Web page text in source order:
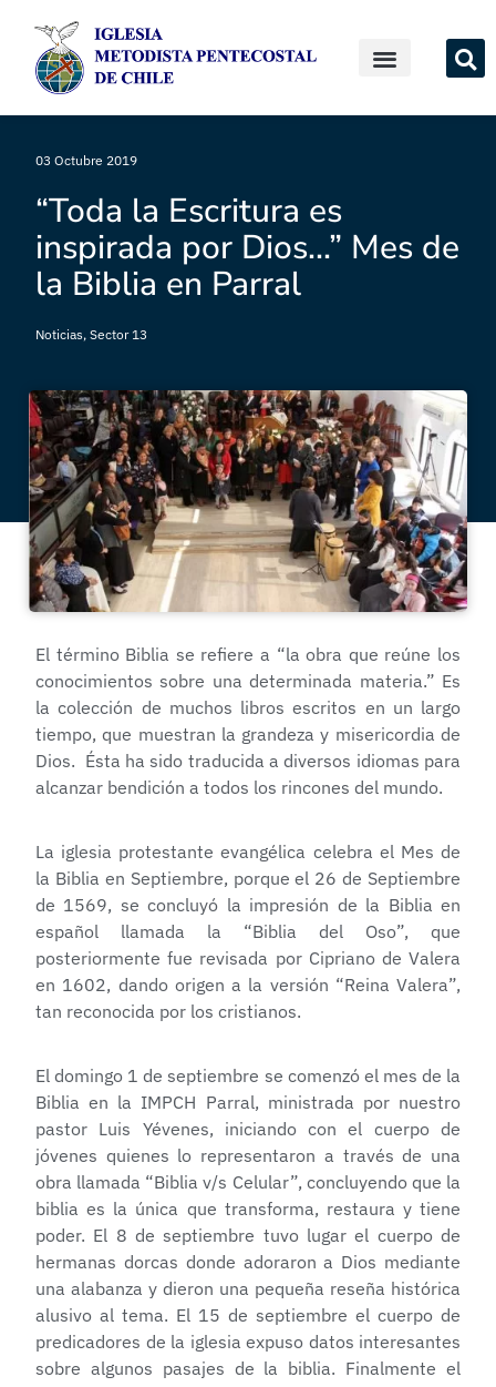
03 Octubre 2019
“Toda la Escritura es
inspirada por Dios…” Mes de
la Biblia en Parral
Noticias, Sector 13
El término Biblia se refiere a “la obra que reúne los
conocimientos sobre una determinada materia.” Es
la colección de muchos libros escritos en un largo
tiempo, que muestran la grandeza y misericordia de
Dios. Ésta ha sido traducida a diversos idiomas para
alcanzar bendición a todos los rincones del mundo.
La iglesia protestante evangélica celebra el Mes de
la Biblia en Septiembre, porque el 26 de Septiembre
de 1569, se concluyó la impresión de la Biblia en
español llamada la “Biblia del Oso”, que
posteriormente fue revisada por Cipriano de Valera
en 1602, dando origen a la versión “Reina Valera”,
tan reconocida por los cristianos.
El domingo 1 de septiembre se comenzó el mes de la
Biblia en la IMPCH Parral, ministrada por nuestro
pastor Luis Yévenes, iniciando con el cuerpo de
jóvenes quienes lo representaron a través de una
obra llamada “Biblia v/s Celular”, concluyendo que la
biblia es la única que transforma, restaura y tiene
poder. El 8 de septiembre tuvo lugar el cuerpo de
hermanas dorcas donde adoraron a Dios mediante
una alabanza y dieron una pequeña reseña histórica
alusivo al tema. El 15 de septiembre el cuerpo de
predicadores de la iglesia expuso datos interesantes
sobre algunos pasajes de la biblia. Finalmente el